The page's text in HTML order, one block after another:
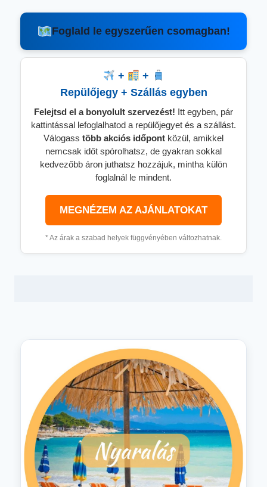
Foglald le egyszerűen csomagban!
+
+
Repülőjegy + Szállás egyben
Felejtsd el a bonyolult szervezést! Itt egyben, pár
kattintással lefoglalhatod a repülőjegyet és a szállást.
Válogass több akciós időpont közül, amikkel
nemcsak időt spórolhatsz, de gyakran sokkal
kedvezőbb áron juthatsz hozzájuk, mintha külön
foglalnál le mindent.
MEGNÉZEM AZ AJÁNLATOKAT
* Az árak a szabad helyek függvényében változhatnak.